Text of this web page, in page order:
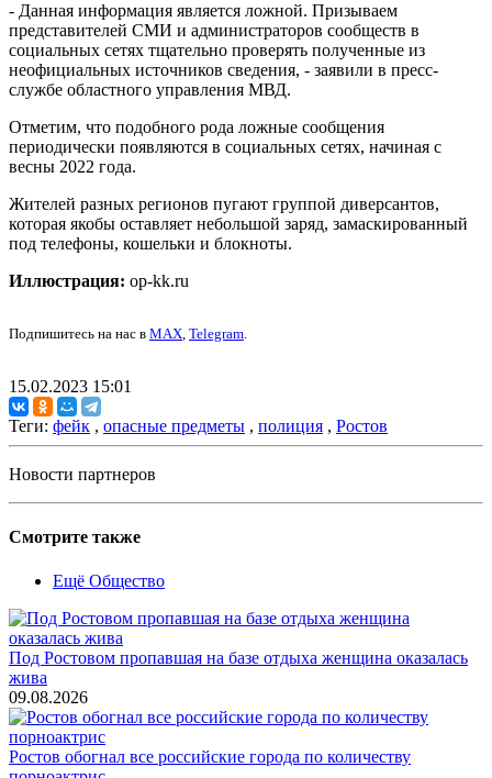
- Данная информация является ложной. Призываем
представителей СМИ и администраторов сообществ в
социальных сетях тщательно проверять полученные из
неофициальных источников сведения, - заявили в пресс-
службе областного управления МВД.
Отметим, что подобного рода ложные сообщения
периодически появляются в социальных сетях, начиная с
весны 2022 года.
Жителей разных регионов пугают группой диверсантов,
которая якобы оставляет небольшой заряд, замаскированный
под телефоны, кошельки и блокноты.
Иллюстрация: op-kk.ru
Подпишитесь на нас в MAX, Telegram.
15.02.2023 15:01
Теги: фейк , опасные предметы , полиция , Ростов
Новости партнеров
Смотрите также
Ещё Общество
Под Ростовом пропавшая на базе отдыха женщина оказалась
жива
09.08.2026
Ростов обогнал все российские города по количеству